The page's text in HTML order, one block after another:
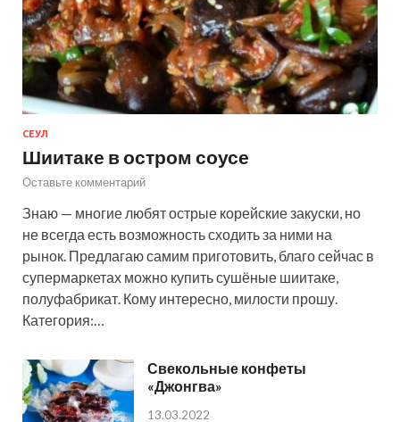
СЕУЛ
Шиитаке в остром соусе
Оставьте комментарий
Знаю — многие любят острые корейские закуски, но
не всегда есть возможность сходить за ними на
рынок. Предлагаю самим приготовить, благо сейчас в
супермаркетах можно купить сушёные шиитаке,
полуфабрикат. Кому интересно, милости прошу.
Категория:…
Свекольные конфеты
«Джонгва»
13.03.2022